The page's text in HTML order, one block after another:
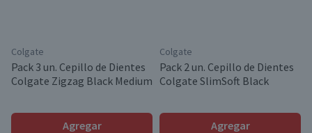
Colgate
Pack 3 un. Cepillo de Dientes
Colgate Zigzag Black Medium
Agregar
Colgate
Pack 2 un. Cepillo de Dientes
Colgate SlimSoft Black
Agregar